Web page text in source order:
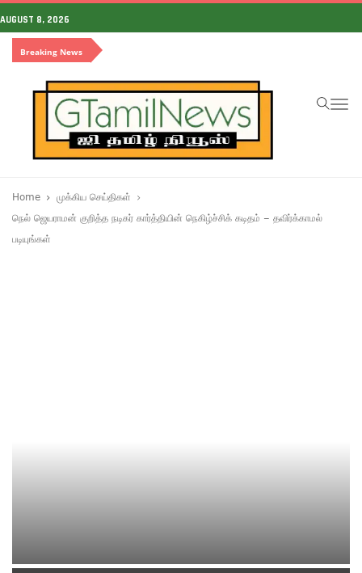
AUGUST 8, 2026
Breaking News
Home
முக்கிய செய்திகள்
நெல் ஜெயராமன் குறித்த நடிகர் கார்த்தியின் நெகிழ்ச்சிக் கடிதம் – தவிர்க்காமல்
படியுங்கள்